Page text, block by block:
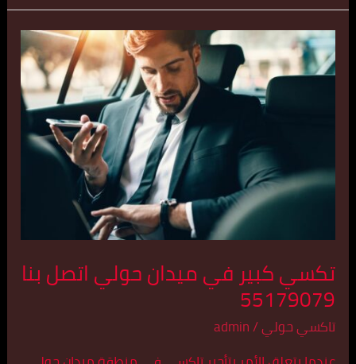
تكسي كبير في ميدان حولي اتصل بنا
55179079
تاكسي حولي/
admin
تكسي
كبير
اتصل
بنا